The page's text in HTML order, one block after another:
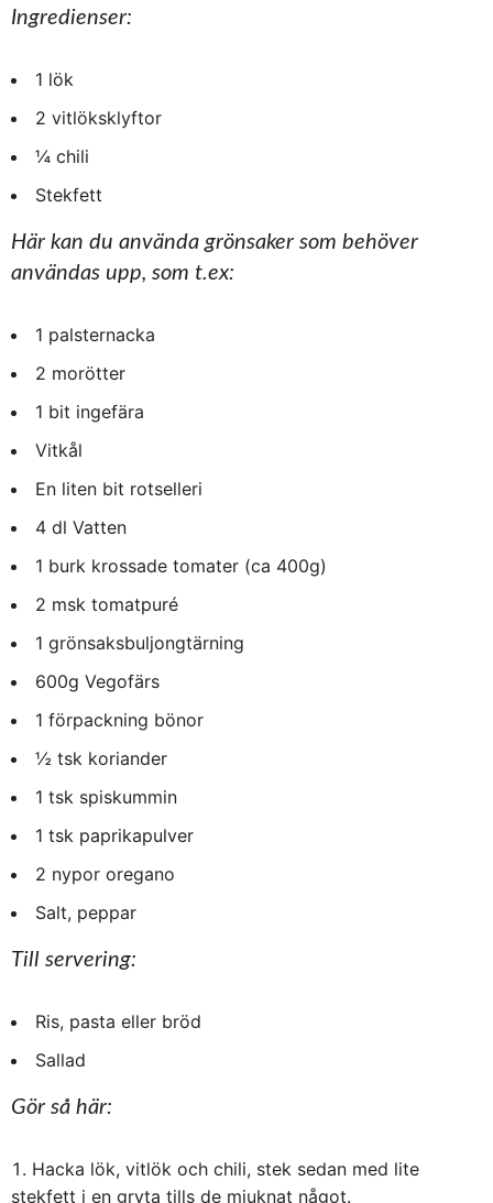
Ingredienser:
1 lök
2 vitlöksklyftor
¼ chili
Stekfett
Här kan du använda grönsaker som behöver
användas upp, som t.ex:
1 palsternacka
2 morötter
1 bit ingefära
Vitkål
En liten bit rotselleri
4 dl Vatten
1 burk krossade tomater (ca 400g)
2 msk tomatpuré
1 grönsaksbuljongtärning
600g Vegofärs
1 förpackning bönor
½ tsk koriander
1 tsk spiskummin
1 tsk paprikapulver
2 nypor oregano
Salt, peppar
Till servering:
Ris, pasta eller bröd
Sallad
Gör så här:
Hacka lök, vitlök och chili, stek sedan med lite
stekfett i en gryta tills de mjuknat något.